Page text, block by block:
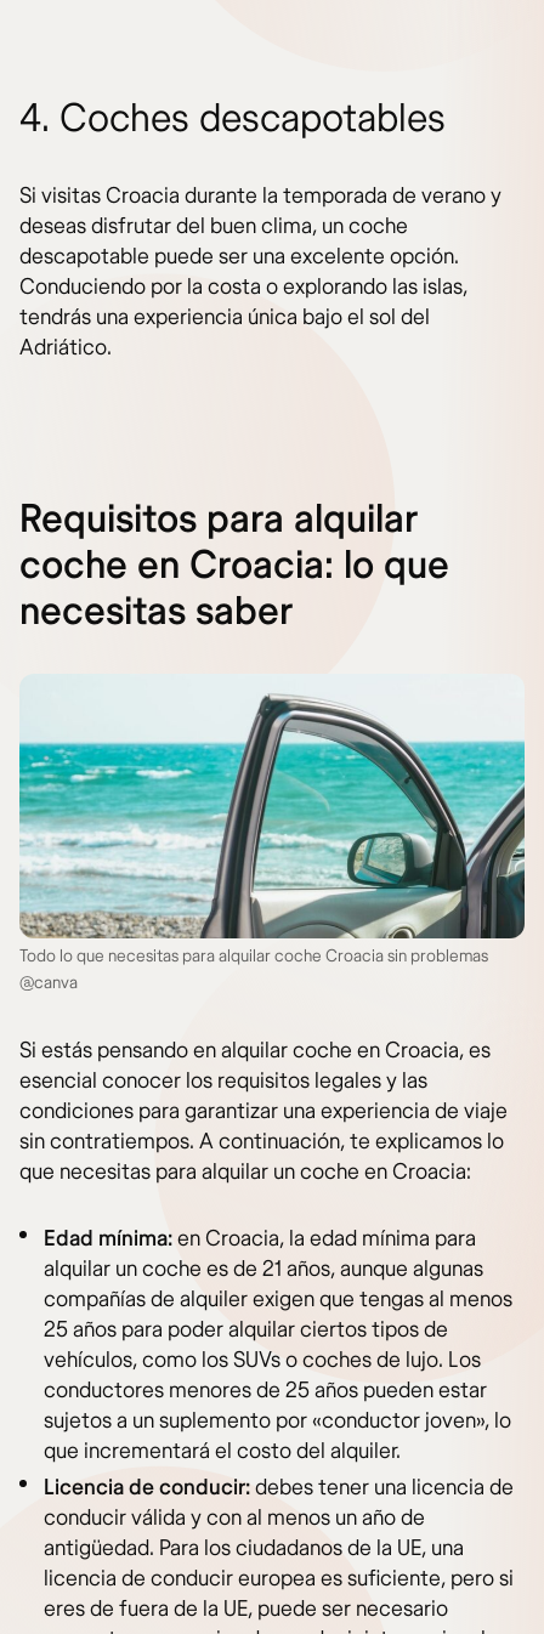
4. Coches descapotables
Si visitas Croacia durante la temporada de verano y
deseas disfrutar del buen clima, un coche
descapotable puede ser una excelente opción.
Conduciendo por la costa o explorando las islas,
tendrás una experiencia única bajo el sol del
Adriático.
Requisitos para alquilar
coche en Croacia: lo que
necesitas saber
Todo lo que necesitas para alquilar coche Croacia sin problemas
@canva
Si estás pensando en alquilar coche en Croacia, es
esencial conocer los requisitos legales y las
condiciones para garantizar una experiencia de viaje
sin contratiempos. A continuación, te explicamos lo
que necesitas para alquilar un coche en Croacia:
Edad mínima:en Croacia, la edad mínima para
alquilar un coche es de 21 años, aunque algunas
compañías de alquiler exigen que tengas al menos
25 años para poder alquilar ciertos tipos de
vehículos, como los SUVs o coches de lujo. Los
conductores menores de 25 años pueden estar
sujetos a un suplemento por «conductor joven», lo
que incrementará el costo del alquiler.
Licencia de conducir:debes tener una licencia de
conducir válida y con al menos un año de
antigüedad. Para los ciudadanos de la UE, una
licencia de conducir europea es suficiente, pero si
eres de fuera de la UE, puede ser necesario